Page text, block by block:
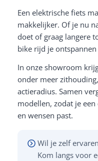
Een elektrische fiets
makkelijker. Of je nu
doet of graag langere
bike rijd je
In onze showroom
onder meer
actieradius. Samen
modellen, zodat je
en wensen past.
Wil je zelf
Kom langs voor